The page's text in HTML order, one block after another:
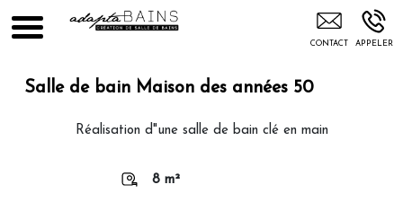
Salle de bain Maison des années 50
Réalisation d"une salle de bain clé en main
8 m²